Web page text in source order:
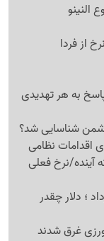
النینو
از فردا
به هر تهدیدی
شناسایی شد؟
اقدامات نظامی
آینده/نرخ فعلی
سایر ارزها امروز پنجشنبه 15 مرداد ؛ دلار چقدر
غرق شدند